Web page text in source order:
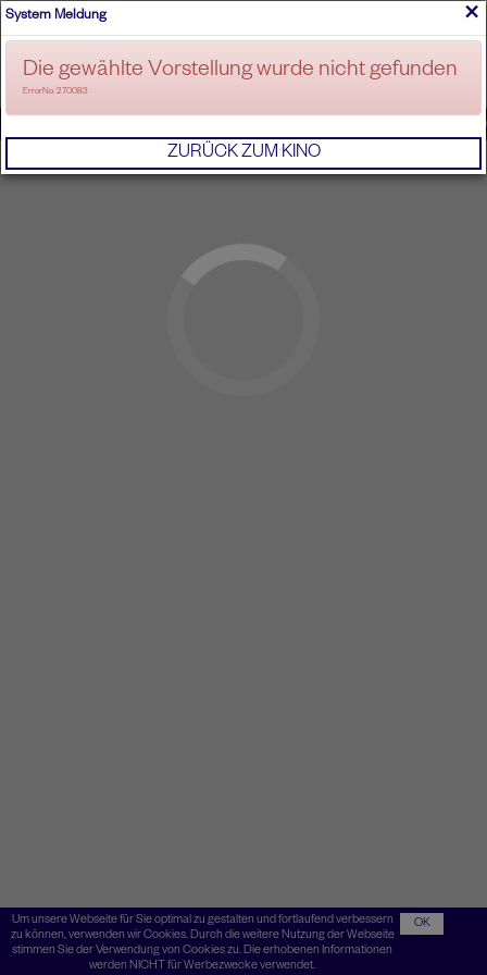
ANMELDEN
Um unsere Webseite für Sie optimal zu gestalten und fortlaufend verbessern
zu können, verwenden wir Cookies. Durch die weitere Nutzung der Webseite
stimmen Sie der Verwendung von Cookies zu. Die erhobenen Informationen
werden NICHT für Werbezwecke verwendet.
OK
×
System Meldung
Die gewählte Vorstellung wurde nicht gefunden
ErrorNo. 270083
ZURÜCK ZUM KINO